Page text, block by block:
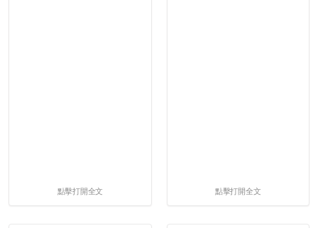
點擊打開全文 點擊打開全文